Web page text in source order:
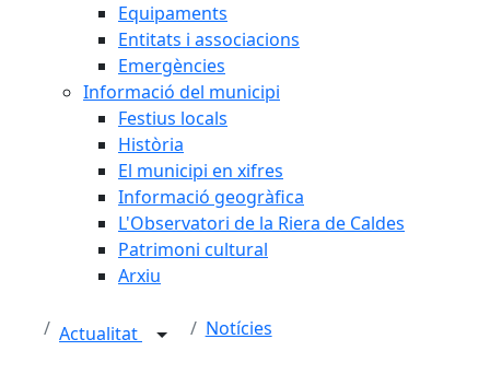
Equipaments
Entitats i associacions
Emergències
Informació del municipi
Festius locals
Història
El municipi en xifres
Informació geogràfica
L'Observatori de la Riera de Caldes
Patrimoni cultural
Arxiu
Actualitat Notícies